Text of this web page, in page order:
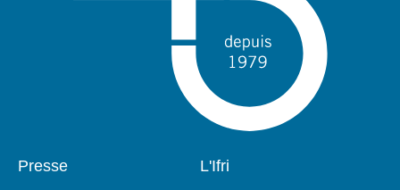
Pied
Presse
Navigation
L'Ifri